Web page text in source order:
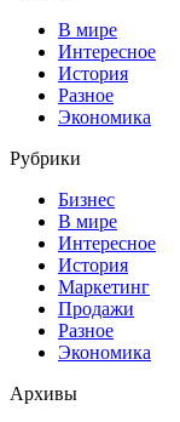
В мире
Интересное
История
Разное
Экономика
Рубрики
Бизнес
В мире
Интересное
История
Маркетинг
Продажи
Разное
Экономика
Архивы